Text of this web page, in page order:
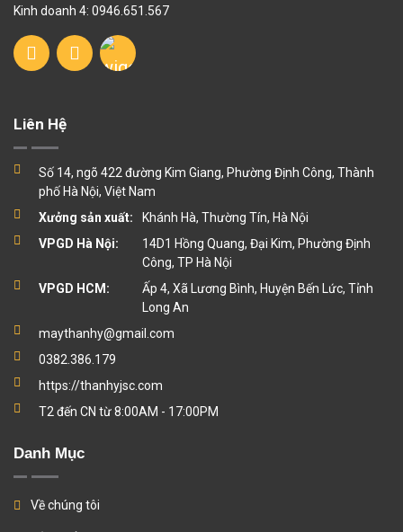
Kinh doanh 4: 0946.651.567
Liên Hệ
Số 14, ngõ 422 đường Kim Giang, Phường Định Công, Thành
phố Hà Nội, Việt Nam
Xưởng sản xuất:
Khánh Hà, Thường Tín, Hà Nội
VPGD Hà Nội:
14D1 Hồng Quang, Đại Kim, Phường Định
Công, TP Hà Nội
VPGD HCM:
Ấp 4, Xã Lương Bình, Huyện Bến Lức, Tỉnh
Long An
maythanhy@gmail.com
0382.386.179
https://thanhyjsc.com
T2 đến CN từ 8:00AM - 17:00PM
Danh Mục
Về chúng tôi